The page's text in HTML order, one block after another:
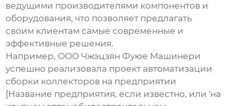
ведущими производителями компонентов и
оборудования, что позволяет предлагать
своим клиентам самые современные и
эффективные решения.
Например, ООО Чжэцзян Фуюе Машинери
успешно реализовала проект автоматизации
сборки коллекторов на предприятии
[Название предприятия, если известно, или 'на